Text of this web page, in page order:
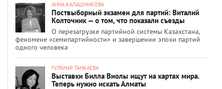
АННА КАЛАШНИКОВА
Поствыборный экзамен для партий: Виталий
Колточник — о том, что показали съезды
О перезагрузке партийной системы Казахстана,
феномене «семипартийности» и завершении эпохи партий
одного человека
ГУЛЬНАР ТАНКАЕВА
Выставки Билла Виолы ищут на картах мира.
Теперь нужно искать Алматы